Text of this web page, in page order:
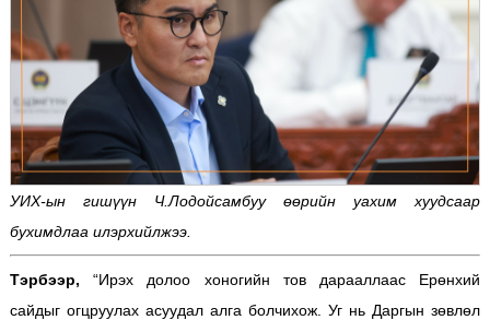
УИХ-ын гишүүн Ч.Лодойсамбуу өөрийн уахим хуудсаар
бухимдлаа илэрхийлжээ.
Тэрбээр, “Ирэх долоо хоногийн тов дарааллаас Ерөнхий
сайдыг огцруулах асуудал алга болчихож. Уг нь Даргын зөвлөл